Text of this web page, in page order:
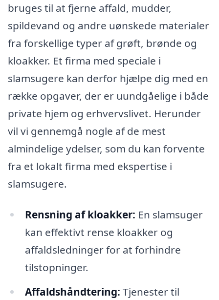
bruges til at fjerne affald, mudder,
spildevand og andre uønskede materialer
fra forskellige typer af grøft, brønde og
kloakker. Et firma med speciale i
slamsugere kan derfor hjælpe dig med en
række opgaver, der er uundgåelige i både
private hjem og erhvervslivet. Herunder
vil vi gennemgå nogle af de mest
almindelige ydelser, som du kan forvente
fra et lokalt firma med ekspertise i
slamsugere.
Rensning af kloakker: En slamsuger
kan effektivt rense kloakker og
affaldsledninger for at forhindre
tilstopninger.
Affaldshåndtering: Tjenester til